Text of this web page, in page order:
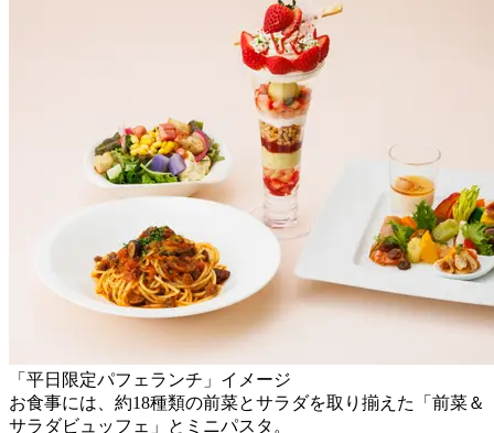
「平日限定パフェランチ」イメージ
お食事には、約18種類の前菜とサラダを取り揃えた「前菜＆
サラダビュッフェ」とミニパスタ。